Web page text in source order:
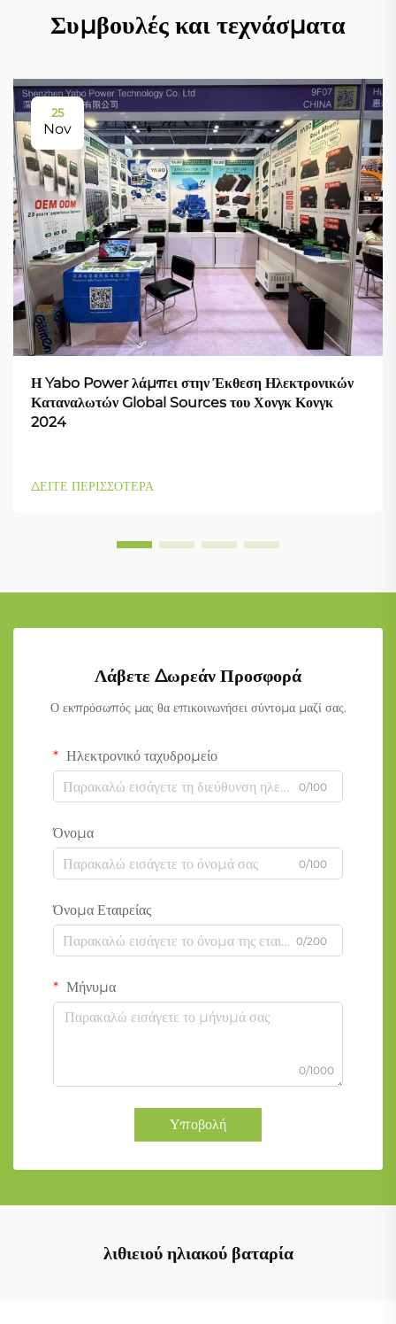
Συμβουλές και τεχνάσματα
25
Nov
Η Yabo Power λάμπει στην Έκθεση Ηλεκτρονικών
Καταναλωτών Global Sources του Χονγκ Κονγκ
2024
ΔΕΙΤΕ ΠΕΡΙΣΣΟΤΕΡΑ
Λάβετε Δωρεάν Προσφορά
Ο εκπρόσωπός μας θα επικοινωνήσει σύντομα μαζί σας.
Ηλεκτρονικό ταχυδρομείο
0/100
Όνομα
0/100
Όνομα Εταιρείας
0/200
Μήνυμα
0/1000
Υποβολή
λιθιειού ηλιακού βαταρία